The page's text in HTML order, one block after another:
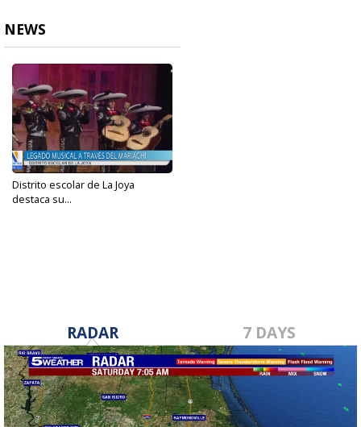
NEWS
Distrito escolar de La Joya
destaca su...
RADAR 7 DAYS